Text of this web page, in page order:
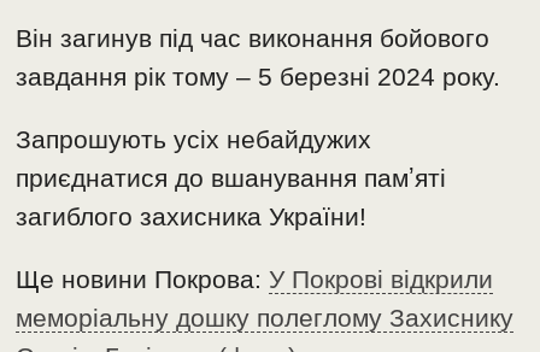
Він загинув під час виконання бойового
завдання рік тому – 5 березні 2024 року.
Запрошують усіх небайдужих
приєднатися до вшанування памʼяті
загиблого захисника України!
Ще новини Покрова:У Покрові відкрили
меморіальну дошку полеглому Захиснику